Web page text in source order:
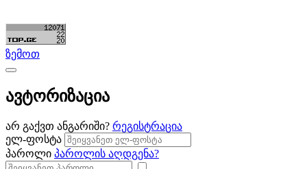
ზემოთ
ავტორიზაცია
არ გაქვთ ანგარიში? რეგისტრაცია
ელ-ფოსტა
პაროლი პაროლის აღდგენა?